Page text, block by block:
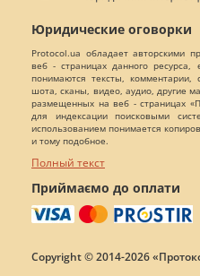
Юридические оговорки
Protocol.ua обладает авторскими
веб - страницах данного
понимаются тексты, комментарии,
шота, сканы, видео, аудио, другие
размещенных на веб - страницах
для индексации поисковыми
использованием понимается
и тому подобное.
Полный текст
Приймаємо до оплати
Copyright © 2014-2026